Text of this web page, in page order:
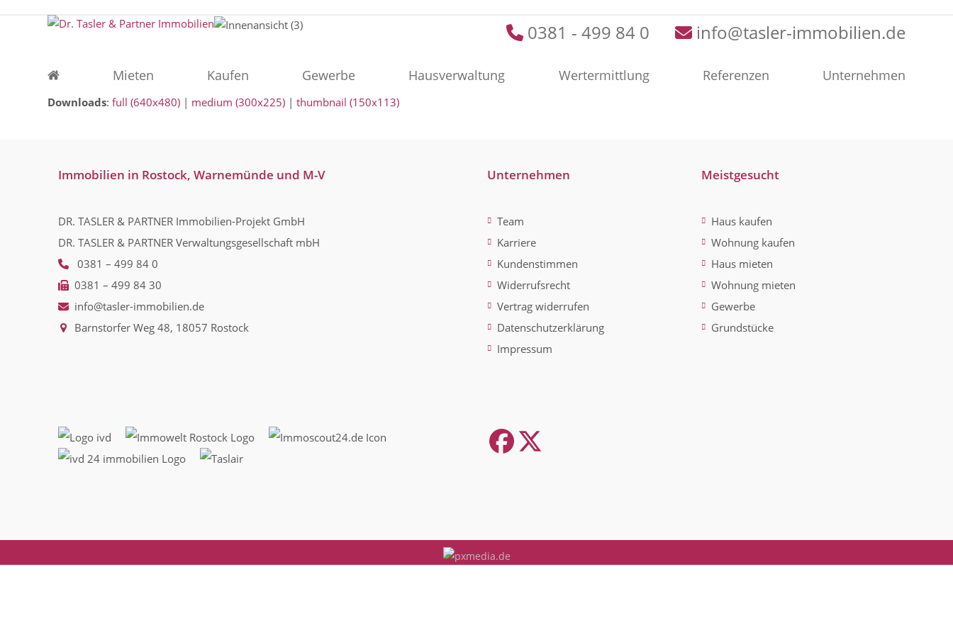
0381 - 499 84 0 info@tasler-immobilien.de
Mieten Kaufen Gewerbe Hausverwaltung Wertermittlung Referenzen Unternehmen
Downloads:full (640x480) | medium (300x225) |thumbnail (150x113)
Immobilien in Rostock, Warnemünde und M-V
DR. TASLER & PARTNER Immobilien-Projekt GmbH
DR. TASLER & PARTNER Verwaltungsgesellschaft mbH
0381 – 499 84 0
0381 – 499 84 30
info@tasler-immobilien.de
Barnstorfer Weg 48, 18057 Rostock
Unternehmen
Team
Karriere
Kundenstimmen
Widerrufsrecht
Vertrag widerrufen
Datenschutzerklärung
Impressum
Meistgesucht
Haus kaufen
Wohnung kaufen
Haus mieten
Wohnung mieten
Gewerbe
Grundstücke
Facebook
Twitter